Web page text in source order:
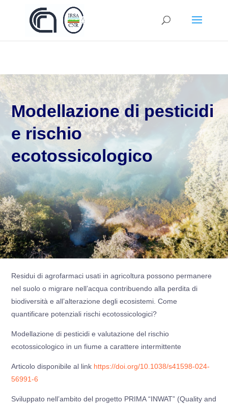
Modellazione di pesticidi
e rischio
ecotossicologico
Residui di agrofarmaci usati in agricoltura possono permanere
nel suolo o migrare nell’acqua contribuendo alla perdita di
biodiversità e all’alterazione degli ecosistemi. Come
quantificare potenziali rischi ecotossicologici?
Modellazione di pesticidi e valutazione del rischio
ecotossicologico in un fiume a carattere intermittente
Articolo disponibile al link https://doi.org/10.1038/s41598-024-
56991-6
Sviluppato nell’ambito del progetto PRIMA “INWAT” (Quality and